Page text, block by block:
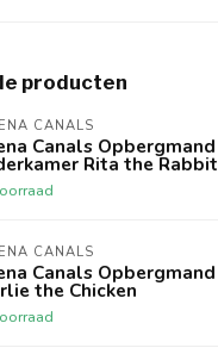
producten
CANALS
Canals Opbergmand
Rita the Rabbit
CANALS
Canals Opbergmand
the Chicken